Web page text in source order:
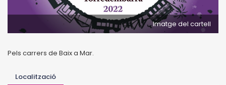
Imatge del cartell
Pels carrers de Baix a Mar.
Localització